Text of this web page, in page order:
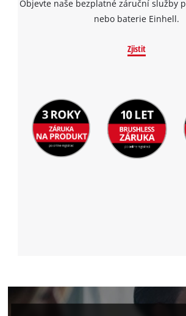
Objevte naše bezplatné záruční služby
nebo baterie Einhell.
Zjistit